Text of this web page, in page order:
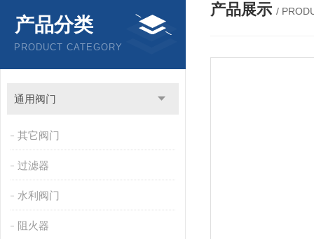
产品分类
PRODUCT CATEGORY
通用阀门
其它阀门
过滤器
水利阀门
阻火器
产品展示 /